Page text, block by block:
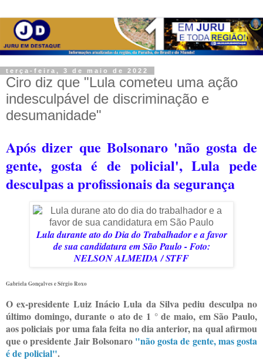
terça-feira, 3 de maio de 2022
Ciro diz que "Lula cometeu uma ação
indesculpável de discriminação e
desumanidade"
Após dizer que Bolsonaro 'não gosta de
gente, gosta é de policial', Lula pede
desculpas a profissionais da segurança
Lula durante ato do Dia do Trabalhador e a favor
de sua candidatura em São Paulo - Foto:
NELSON ALMEIDA / STFF
Gabriela Gonçalves e Sérgio Roxo
O ex-presidente Luiz Inácio Lula da Silva pediu desculpa no
último domingo, durante o ato de 1 ° de maio, em São Paulo,
aos policiais por uma fala feita no dia anterior, na qual afirmou
que o presidente Jair Bolsonaro "não gosta de gente, mas gosta
é de policial".